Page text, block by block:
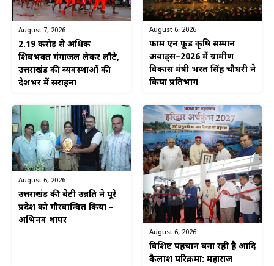
August 7, 2026
2.19 करोड़ से अधिक
शिवभक्त गंगाजल लेकर लौटे,
उत्तराखंड की व्यवस्थाओं की
देशभर में सराहना
August 6, 2026
फार्म एन फूड कृषि सम्मान
अवार्ड्स–2026 में ग्रामीण
विकास मंत्री भरत सिंह चौधरी ने
किया प्रतिभाग
August 6, 2026
उत्तराखंड की बेटी उन्नति ने पूरे
प्रदेश को गौरवान्वित किया –
अभिनव थापर
August 6, 2026
विशिष्ट पहचान बना रही है आदि
कैलाश परिक्रमा: महाराज